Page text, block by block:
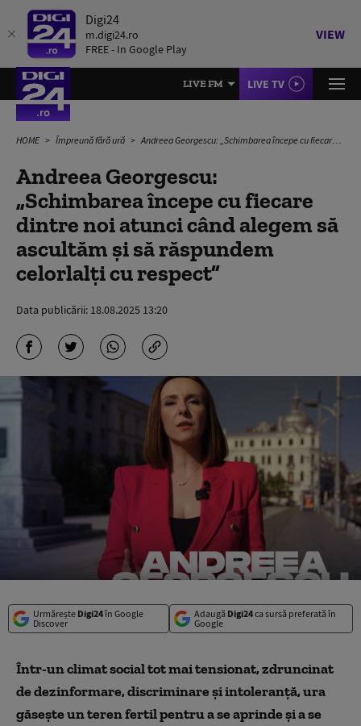
Digi24
m.digi24.ro
FREE - In Google Play
VIEW
LIVE FM LIVE TV
HOME Împreună fără ură Andreea Georgescu: „Schimbarea începe cu fiecare dintre noi atunci când alegem să ascultăm și să răspundem celorlalți cu respect”
Andreea Georgescu:
„Schimbarea începe cu fiecare
dintre noi atunci când alegem să
ascultăm și să răspundem
celorlalți cu respect”
Data publicării: 18.08.2025 13:20
Urmărește Digi24în Google
Discover
Adaugă Digi24ca sursă preferată în
Google
Într-un climat social tot mai tensionat, zdruncinat
de dezinformare, discriminare și intoleranță, ura
găsește un teren fertil pentru a se aprinde și a se